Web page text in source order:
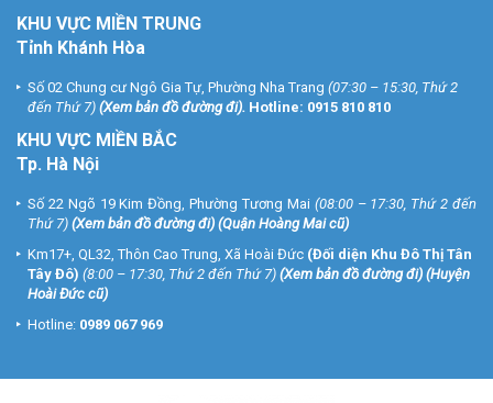
KHU VỰC MIỀN TRUNG
Tỉnh Khánh Hòa
Số 02 Chung cư Ngô Gia Tự, Phường Nha Trang (07:30 – 15:30, Thứ 2
đến Thứ 7) (Xem bản đồ đường đi). Hotline: 0915 810 810
KHU VỰC MIỀN BẮC
Tp. Hà Nội
Số 22 Ngõ 19 Kim Đồng, Phường Tương Mai (08:00 – 17:30, Thứ 2 đến
Thứ 7) (Xem bản đồ đường đi) (Quận Hoàng Mai cũ)
Km17+, QL32, Thôn Cao Trung, Xã Hoài Đức (Đối diện Khu Đô Thị Tân
Tây Đô) (8:00 – 17:30, Thứ 2 đến Thứ 7) (Xem bản đồ đường đi) (Huyện
Hoài Đức cũ)
Hotline: 0989 067 969